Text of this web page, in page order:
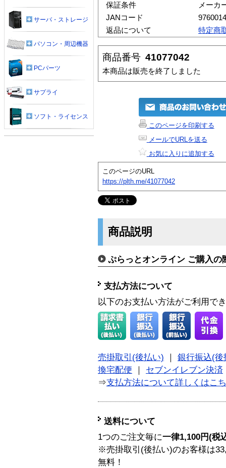
保証条件
メーカ
JANコード
返品について
特定商
商品番号 41077042
本商品は販売を終了しました
このページを印刷する
メールでURLを送る
お気に入りに追加する
このページのURL
https://plth.me/41077042
商品説明
ぷらっとオンライン ご購入の
支払方法について
以下のお支払い方法がご利用で
売掛取引(後払い)
銀行振込(後
換宅配便
セブンイレブン決済
⇒支払方法について詳しくはこ
送料について
1つのご注文毎に一律1,100円(税
※売掛取引(後払い)のお客様は
無料！
サーバ・ストレージ
パソコン・周辺機器
PCパーツ
サプライ
ソフト・ライセンス